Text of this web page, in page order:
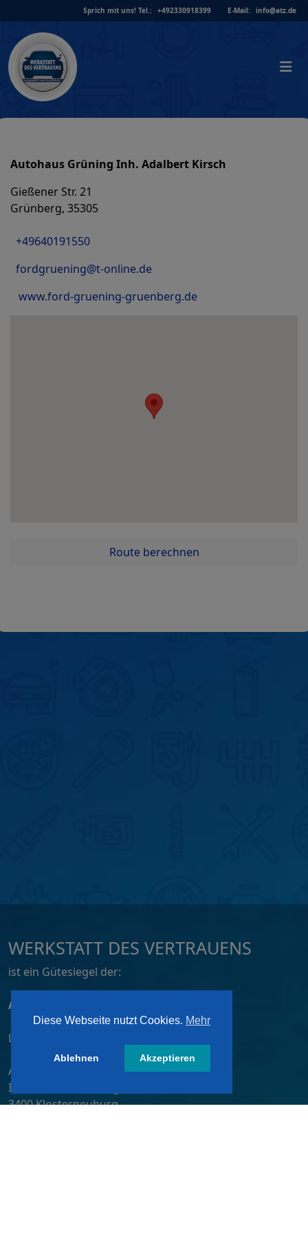
to
content
Sprich mit uns! Tel.: +492330918399 E-Mail: info@atz.de
Autohaus Grüning Inh. Adalbert Kirsch
Gießener Str. 21
Grünberg, 35305
+49640191550
fordgruening@t-online.de
www.ford-gruening-gruenberg.de
Route berechnen
WERKSTATT DES VERTRAUENS
ist ein Gütesiegel der:
ATZ AG, Dortmund
Lizensiert von:
A&W-Verlag GmbH
Inkustraße 1-7 / Stiege 4 / 2. OG
3400 Klosterneuburg
Diese Webseite nutzt Cookies. Mehr
Ablehnen Akzeptieren